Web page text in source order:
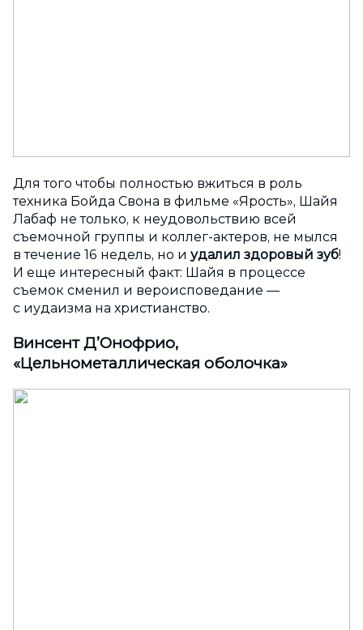
Для того чтобы полностью вжиться в роль
техника Бойда Свона в фильме «Ярость», Шайя
Лабаф не только, к неудовольствию всей
съемочной группы и коллег-актеров, не мылся
в течение 16 недель, но и удалил здоровый зуб!
И еще интересный факт: Шайя в процессе
съемок сменил и вероисповедание —
с иудаизма на христианство.
Винсент Д’Онофрио,
«Цельнометаллическая оболочка»